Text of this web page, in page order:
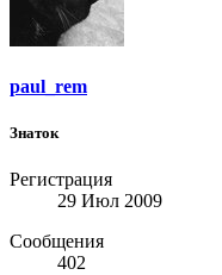
paul_rem
Знаток
Регистрация
29 Июл 2009
Сообщения
402